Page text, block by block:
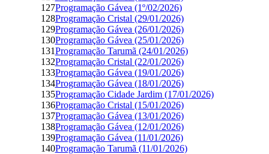
127Programação Gávea (1º/02/2026)
128Programação Cristal (29/01/2026)
129Programação Gávea (26/01/2026)
130Programação Gávea (25/01/2026)
131Programação Tarumã (24/01/2026)
132Programação Cristal (22/01/2026)
133Programação Gávea (19/01/2026)
134Programação Gávea (18/01/2026)
135Programação Cidade Jardim (17/01/2026)
136Programação Cristal (15/01/2026)
137Programação Gávea (13/01/2026)
138Programação Gávea (12/01/2026)
139Programação Gávea (11/01/2026)
140Programação Tarumã (11/01/2026)